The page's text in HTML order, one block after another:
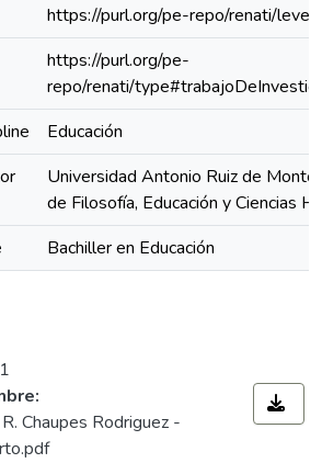
https://purl.org/pe-repo/renati/
https://purl.org/pe-
repo/renati/
Educación
Universidad Antonio Ruiz de
de Filosofía, Educación y Ciencias
Bachiller en Educación
Chaupes Rodriguez -